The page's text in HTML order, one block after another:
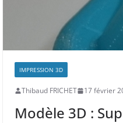
IMPRESSION 3D
Thibaud FRICHET 17 février
Modèle 3D :